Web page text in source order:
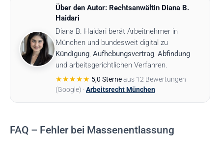
Über den Autor: Rechtsanwältin Diana B.
Haidari
Diana B. Haidari berät Arbeitnehmer in
München und bundesweit digital zu
Kündigung, Aufhebungsvertrag, Abfindung
und arbeitsgerichtlichen Verfahren.
★★★★★ 5,0 Sterneaus 12 Bewertungen
(Google) ·Arbeitsrecht München
FAQ – Fehler bei Massenentlassung